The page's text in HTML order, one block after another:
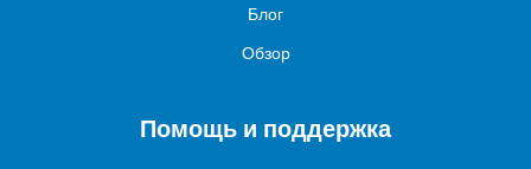
Блог
Обзор
Помощь и поддержка